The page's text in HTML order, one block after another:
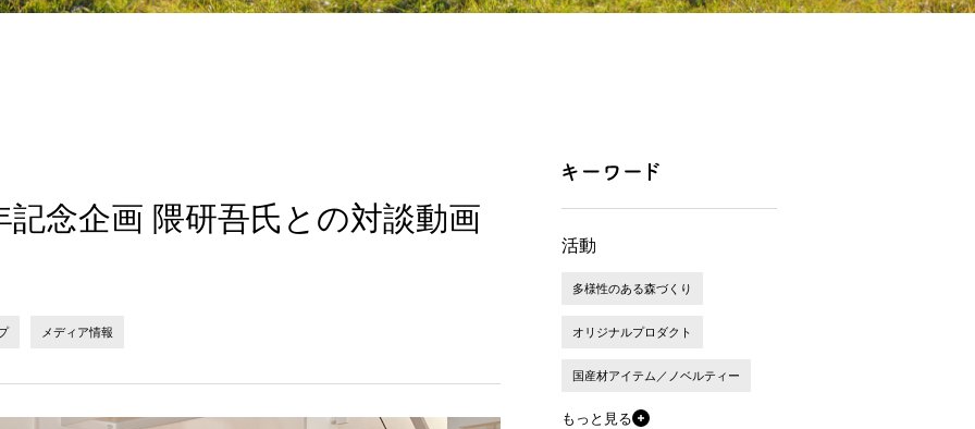
念企画 隈研吾氏との対談動画
メディア情報
活動
多様性のある森づくり
オリジナルプロダクト
国産材アイテム／ノベルティー
もっと見る